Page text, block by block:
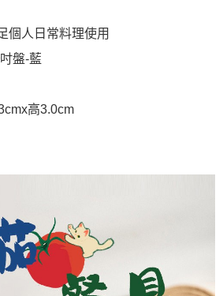
同意申辦者引起之損失，本公司不負相關責
時，將依據個別帳號之用戶狀況，依本公司即
若仍有額度不足之情形，本公司將視審查結果
使用他人資訊註冊。若發現惡意使用之情形，
個人日常料理使用
盤-藍
高3.0cm